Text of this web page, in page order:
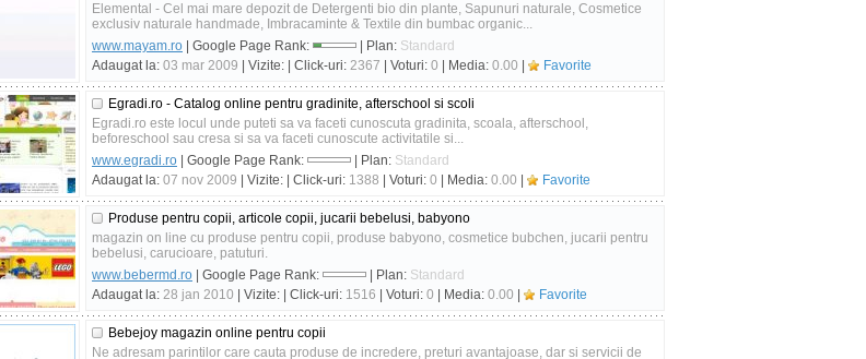
Elemental - Cel mai mare depozit de Detergenti bio din plante, Sapunuri naturale, Cosmetice
exclusiv naturale handmade, Imbracaminte & Textile din bumbac organic...
www.mayam.ro | Google Page Rank: | Plan: Standard
Adaugat la: 03 mar 2009 | Vizite: | Click-uri: 2367 | Voturi: 0 | Media: 0.00 Favorite
Egradi.ro - Catalog online pentru gradinite, afterschool si scoli
Egradi.ro este locul unde puteti sa va faceti cunoscuta gradinita, scoala, afterschool,
beforeschool sau cresa si sa va faceti cunoscute activitatile si...
www.egradi.ro | Google Page Rank: | Plan: Standard
Adaugat la: 07 nov 2009 | Vizite: | Click-uri: 1388 | Voturi: 0 | Media: 0.00 Favorite
Produse pentru copii, articole copii, jucarii bebelusi, babyono
magazin on line cu produse pentru copii, produse babyono, cosmetice bubchen, jucarii pentru
bebelusi, carucioare, patuturi.
www.bebermd.ro | Google Page Rank: | Plan: Standard
Adaugat la: 28 jan 2010 | Vizite: | Click-uri: 1516 | Voturi: 0 | Media: 0.00 Favorite
Bebejoy magazin online pentru copii
Ne adresam parintilor care cauta produse de incredere, preturi avantajoase, dar si servicii de